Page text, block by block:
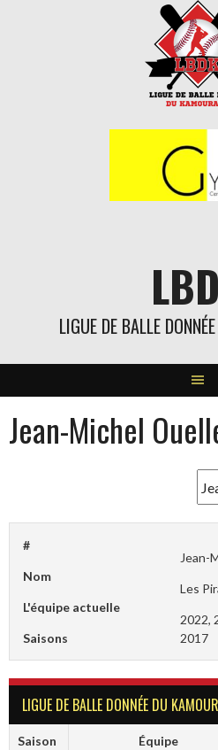
LIGUE DE BALLE
Jean-Michel
#
Nom
Jean-
L'équipe actuelle
Les
Saisons
2022,
2017
LIGUE DE BALLE DONNÉE DU
Saison Équipe